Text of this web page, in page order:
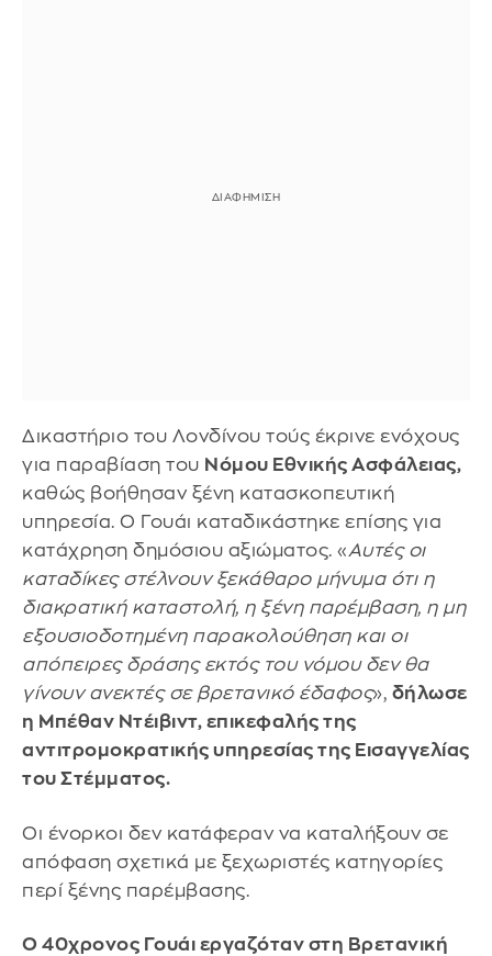
Δικαστήριο του Λονδίνου τούς έκρινε ενόχους
για παραβίαση του Νόμου Εθνικής Ασφάλειας,
καθώς βοήθησαν ξένη κατασκοπευτική
υπηρεσία. Ο Γουάι καταδικάστηκε επίσης για
κατάχρηση δημόσιου αξιώματος. «Αυτές οι
καταδίκες στέλνουν ξεκάθαρο μήνυμα ότι η
διακρατική καταστολή, η ξένη παρέμβαση, η μη
εξουσιοδοτημένη παρακολούθηση και οι
απόπειρες δράσης εκτός του νόμου δεν θα
γίνουν ανεκτές σε βρετανικό έδαφος», δήλωσε
η Μπέθαν Ντέιβιντ, επικεφαλής της
αντιτρομοκρατικής υπηρεσίας της Εισαγγελίας
του Στέμματος.
Οι ένορκοι δεν κατάφεραν να καταλήξουν σε
απόφαση σχετικά με ξεχωριστές κατηγορίες
περί ξένης παρέμβασης.
Ο 40χρονος Γουάι εργαζόταν στη Βρετανική